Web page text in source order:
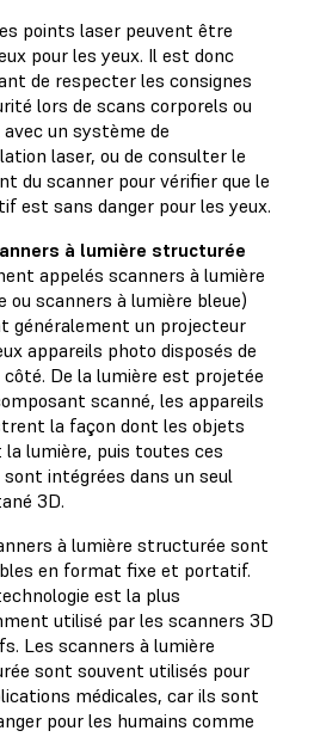
points laser peuvent être
pour les yeux. Il est donc
de respecter les consignes
lors de scans corporels ou
avec un système de
laser, ou de consulter le
du scanner pour vérifier que le
est sans danger pour les yeux.
à lumière structurée
appelés scanners à lumière
ou scanners à lumière bleue)
généralement un projecteur
appareils photo disposés de
côté. De la lumière est projetée
scanné, les appareils
la façon dont les objets
la lumière, puis toutes ces
sont intégrées dans un seul
3D.
à lumière structurée sont
en format fixe et portatif.
est la plus
utilisé par les scanners 3D
Les scanners à lumière
sont souvent utilisés pour
médicales, car ils sont
pour les humains comme